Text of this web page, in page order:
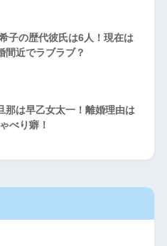
子の歴代彼氏は6人！現在は
間近でラブラブ？
那は早乙女太一！離婚理由は
べり癖！